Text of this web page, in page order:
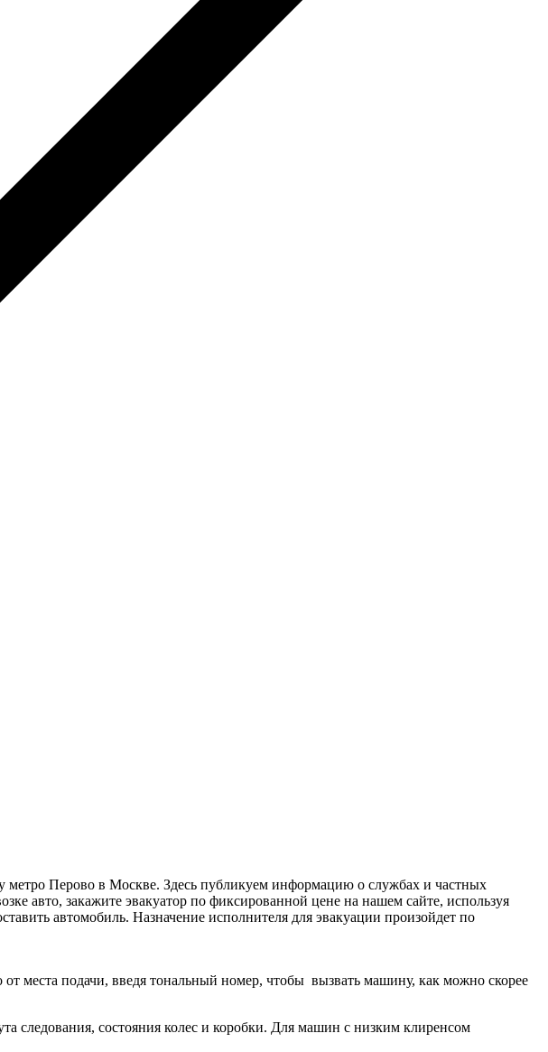
метро Перово в Москве. Здесь публикуем информацию о службах и частных
авто, закажите эвакуатор по фиксированной цене на нашем сайте, используя
автомобиль. Назначение исполнителя для эвакуации произойдет по
места подачи, введя тональный номер, чтобы вызвать машину, как можно скорее
следования, состояния колес и коробки. Для машин с низким клиренсом